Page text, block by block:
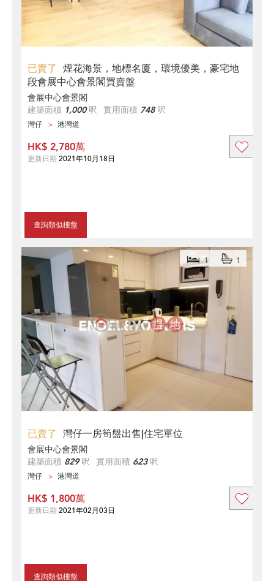
已賣了 煙花海景，地標名廈，環境優美，豪宅地
段會展中心會景閣買賣盤
會展中心會景閣
建築面積 1,000呎 實用面積 748呎
灣仔 港灣道
查詢類似樓盤
HK$ 2,780萬
更新日期 2021年10月18日
已賣了 灣仔一房筍盤出售|住宅單位
1 1
會展中心會景閣
建築面積 829呎 實用面積 623呎
灣仔 港灣道
查詢類似樓盤
HK$ 1,800萬
更新日期 2021年02月03日